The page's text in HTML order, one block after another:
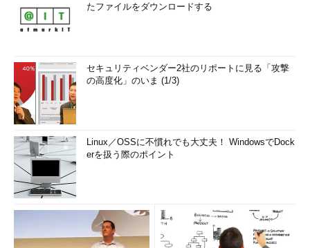
たファイルをダウンロードする
セキュリティベンダー2社のリポートに見る「攻撃
の高度化」のいま (1/3)
Linux／OSSに不慣れでも大丈夫！ WindowsでDock
erを扱う際のポイント